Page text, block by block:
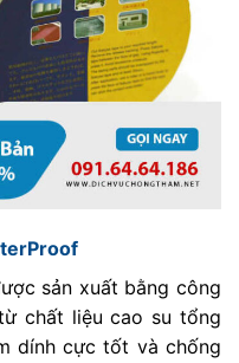
sản xuất bằng công
chất liệu cao su tổng
dính cực tốt và chống